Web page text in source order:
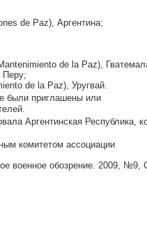
de Paz), Аргентина;
de la Paz),
Перу;
de la Paz), Уругвай.
были приглашены или
Аргентинская Республика,
комитетом ассоциации
военное обозрение. 2009, №9,